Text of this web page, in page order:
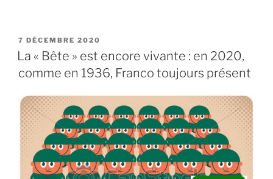
D’AROLSEN »
PUBLIÉ
LE
7 DÉCEMBRE 2020
La « Bête » est encore vivante : en 2020,
comme en 1936, Franco toujours présent